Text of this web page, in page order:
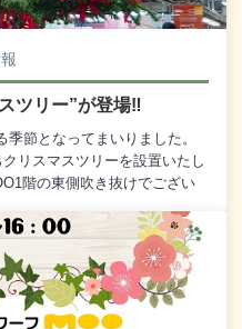
ツリー”が登場‼
節となってまいりました。
リスマスツリーを設置いたし
階の東側吹き抜けでござい
ださいませ。※ なお、毎年恒
てクイズ」は 12月1日(日)か
クリスマスツリーに飾って
お客様に「温泉ペア宿泊
詳しくは11月下旬に改め